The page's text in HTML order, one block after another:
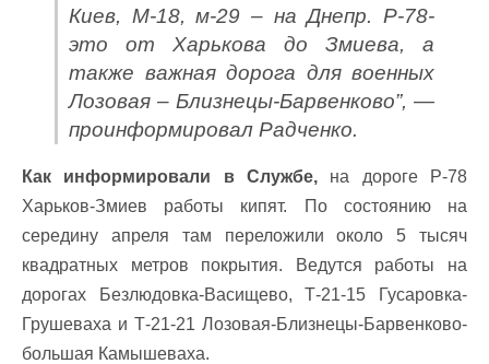
Киев, М-18, м-29 – на Днепр. Р-78-
это от Харькова до Змиева, а
также важная дорога для военных
Лозовая – Близнецы-Барвенково”, —
проинформировал Радченко.
Как информировали в Службе, на дороге Р-78
Харьков-Змиев работы кипят. По состоянию на
середину апреля там переложили около 5 тысяч
квадратных метров покрытия. Ведутся работы на
дорогах Безлюдовка-Васищево, Т-21-15 Гусаровка-
Грушеваха и Т-21-21 Лозовая-Близнецы-Барвенково-
большая Камышеваха.